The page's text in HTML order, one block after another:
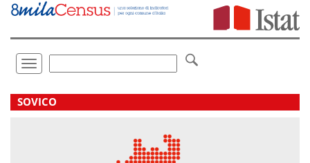
Vai
direttamente
Toggle
navigation
.
SOVICO